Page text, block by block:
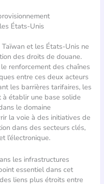
États-Unis
et les États-Unis ne
des droits de douane.
renforcement des chaînes
entre ces deux acteurs
les barrières tarifaires, les
à établir une base solide
le domaine
la voie à des initiatives de
dans des secteurs clés,
l’électronique.
les infrastructures
essentiel dans cet
liens plus étroits entre